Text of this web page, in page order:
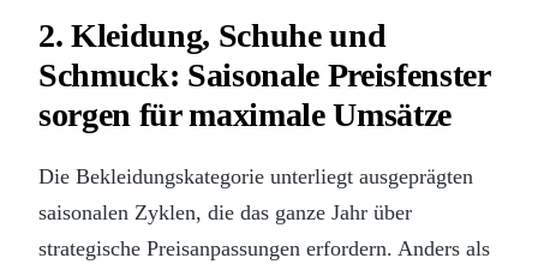
2. Kleidung, Schuhe und
Schmuck: Saisonale Preisfenster
sorgen für maximale Umsätze
Die Bekleidungskategorie unterliegt ausgeprägten
saisonalen Zyklen, die das ganze Jahr über
strategische Preisanpassungen erfordern. Anders als